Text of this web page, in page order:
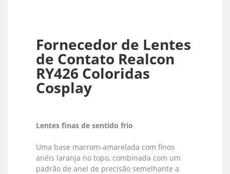
Fornecedor de Lentes
de Contato Realcon
RY426 Coloridas
Cosplay
Lentes finas de sentido frio
Uma base marrom-amarelada com finos
anéis laranja no topo, combinada com um
padrão de anel de precisão semelhante a